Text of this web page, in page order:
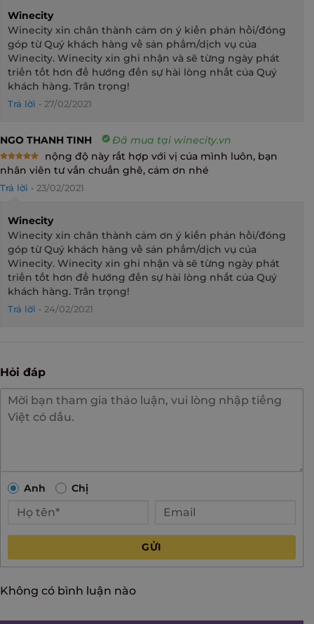
Winecity
Winecity xin chân thành cảm ơn ý kiến phản hồi/đóng
góp từ Quý khách hàng về sản phẩm/dịch vụ của
Winecity. Winecity xin ghi nhận và sẽ từng ngày phát
triển tốt hơn để hướng đến sự hài lòng nhất của Quý
khách hàng. Trân trọng!
Trả lời • 27/02/2021
NGO THANH TINH Đã mua tại winecity.vn
Rated5
out of 5
nộng độ này rất hợp với vị của mình luôn, bạn
nhân viên tư vấn chuẩn ghê, cảm ơn nhé
Trả lời • 23/02/2021
Winecity
Winecity xin chân thành cảm ơn ý kiến phản hồi/đóng
góp từ Quý khách hàng về sản phẩm/dịch vụ của
Winecity. Winecity xin ghi nhận và sẽ từng ngày phát
triển tốt hơn để hướng đến sự hài lòng nhất của Quý
khách hàng. Trân trọng!
Trả lời • 24/02/2021
Hỏi đáp
Anh Chị
GỬI
Không có bình luận nào